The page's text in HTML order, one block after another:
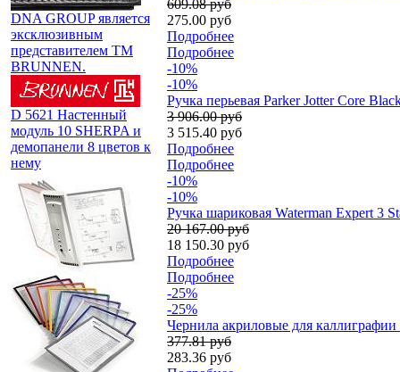
DNA GROUP является
эксклюзивным
представителем TM
BRUNNEN.
D 5621 Настенный
модуль 10 SHERPA и
демопанели 8 цветов к
нему
609.08 руб
275.00 руб
Подробнее
Подробнее
-10%
-10%
Ручка перьевая Parker Jotter Core
3 906.00 руб
3 515.40 руб
Подробнее
Подробнее
-10%
-10%
Ручка шариковая Waterman Expert 3
20 167.00 руб
18 150.30 руб
Подробнее
Подробнее
-25%
-25%
Чернила акриловые для
377.81 руб
283.36 руб